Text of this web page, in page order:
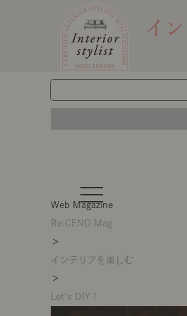
t
o
g
n
a
g
a
Web Magazine
Re:CENO Mag
＞
インテリアを楽しむ
＞
Let's DIY！